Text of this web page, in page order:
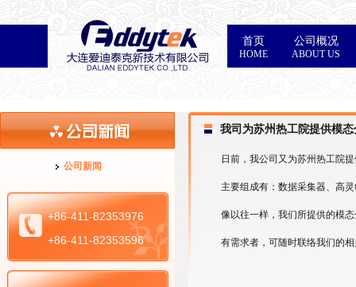
首页
HOME
公司概况
ABOUT US
公司新闻
+86-411-82353976
+86-411-82353596
我司为苏州热工院提供模
日前，我公司又为苏州热工院提
主要组成有：数据采集器、高灵
像以往一样，我们所提供的模态
有需求者，可随时联络我们的相